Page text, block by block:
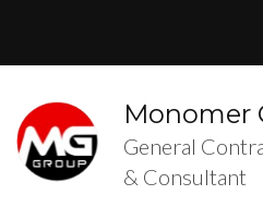
(Press
Enter)
Monomer
General
& Consultant